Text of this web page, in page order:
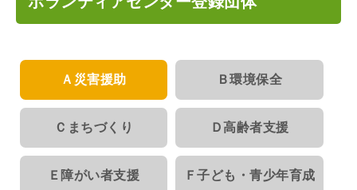
Ａ災害援助 Ｂ環境保全
Ｃまちづくり Ｄ高齢者支援
Ｅ障がい者支援 Ｆ子ども・青少年育成